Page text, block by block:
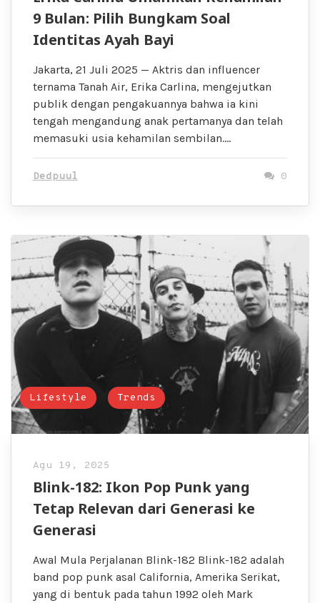
9 Bulan: Pilih Bungkam Soal
Identitas Ayah Bayi
Jakarta, 21 Juli 2025 — Aktris dan influencer
ternama Tanah Air, Erika Carlina, mengejutkan
publik dengan pengakuannya bahwa ia kini
tengah mengandung anak pertamanya dan telah
memasuki usia kehamilan sembilan….
Dedpuul 0
Lifestyle Trends
Agu 19, 2025
Blink-182: Ikon Pop Punk yang
Tetap Relevan dari Generasi ke
Generasi
Awal Mula Perjalanan Blink-182 Blink-182 adalah
band pop punk asal California, Amerika Serikat,
yang di bentuk pada tahun 1992 oleh Mark